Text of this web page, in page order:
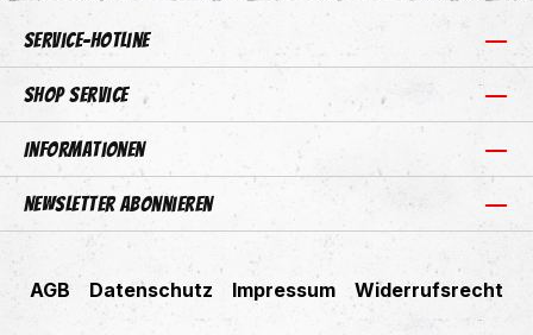
Service-Hotline
Shop Service
Informationen
Newsletter abonnieren
AGB Datenschutz Impressum Widerrufsrecht